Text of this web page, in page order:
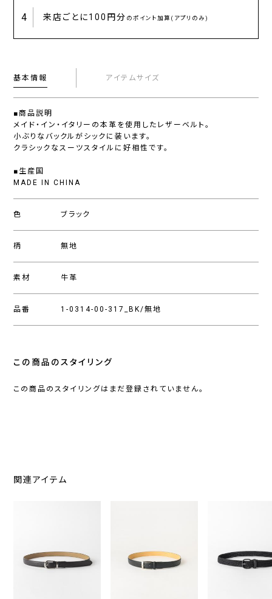
4 来店ごとに100円分 のポイント加算(アプリのみ)
基本情報 アイテムサイズ
■商品説明
メイド・イン・イタリーの本革を使用したレザーベルト。
小ぶりなバックルがシックに装います。
クラシックなスーツスタイルに好相性です。
■生産国
MADE IN CHINA
色 ブラック
柄 無地
素材 牛革
品番 1-0314-00-317_BK/無地
この商品のスタイリング
この商品のスタイリングはまだ登録されていません。
関連アイテム